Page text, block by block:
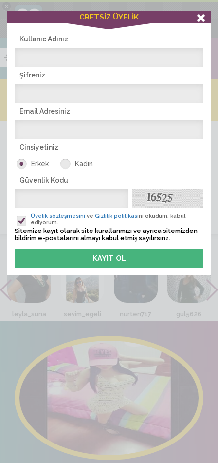
×
Ciddiask Uygulaması
+1 Hafta Gold Üyelik Kazan
Bedava - com.ciddi.ask
İNDİR
ÜYE ARA
VİTRİN
leyla_suna sevim_egeli nurten717 gul5626
CRETSİZ ÜYELİK
Kullanıc Adınız
Şifreniz
Email Adresiniz
Cinsiyetiniz
Erkek Kadın
Güvenlik Kodu
Üyelik sözleşmesini ve Gizlilik politikasını okudum, kabul
ediyorum.
Sitemize kayıt olarak site kurallarımızı ve ayrıca sitemizden
bildirim e-postalarını almayı kabul etmiş sayılırsınz.